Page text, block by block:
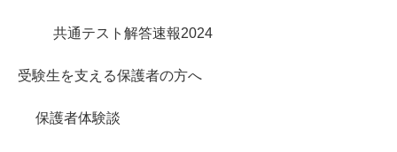
共通テスト解答速報2024
受験生を支える保護者の方へ
保護者体験談